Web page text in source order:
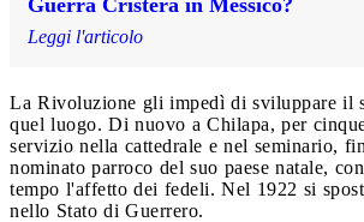
Leggi l'articolo
La Rivoluzione gli impedì di sviluppare il
quel luogo. Di nuovo a Chilapa, per
servizio nella cattedrale e nel seminario,
nominato parroco del suo paese natale,
tempo l'affetto dei fedeli. Nel 1922 si
nello Stato di Guerrero.